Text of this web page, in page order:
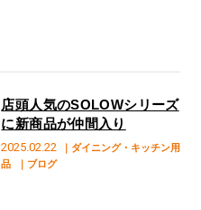
2025.02.22
｜ダイニング・キッチン用
品
｜ブログ
店頭人気のSOLOWシリーズ
に新商品が仲間入り